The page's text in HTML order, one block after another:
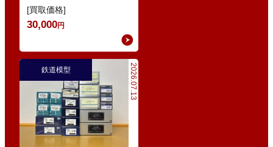
シュ鉄道 ベルニナ急行 ・
Nゲージ K…
[買取価格]
30,000円
2026.07.13
鉄道模型